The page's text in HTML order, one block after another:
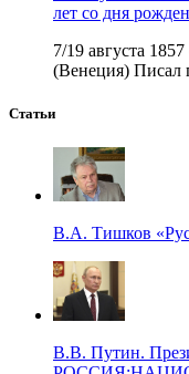
лет со дня
7/19 августа
(Венеция) Писал
Статьи
В.А. Тишков
В.В. Путин.